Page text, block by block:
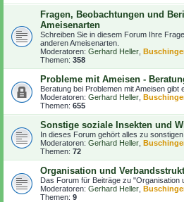
Fragen, Beobachtungen und
Ameisenarten
Schreiben Sie in diesem Forum Ihre
anderen Ameisenarten.
Moderatoren: Gerhard Heller
Themen: 358
Probleme mit Ameisen -
Beratung bei Problemen mit Ameisen gibt
Moderatoren: Gerhard Heller
Themen: 655
Sonstige soziale Insekten und
In dieses Forum gehört alles zu
Moderatoren: Gerhard Heller
Themen: 72
Organisation und
Das Forum für Beiträge zu "Organisation
Moderatoren: Gerhard Heller
Themen: 9